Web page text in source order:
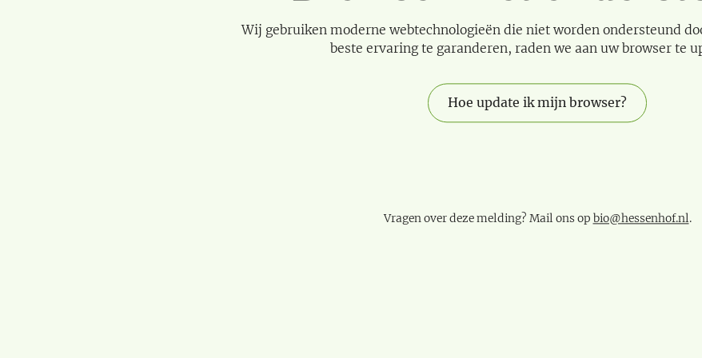
Wij gebruiken moderne webtechnologieën die niet worden ondersteund
beste ervaring te garanderen, raden we aan uw browser te
Hoe update ik mijn browser?
Vragen over deze melding? Mail ons op bio@hessenhof.nl.